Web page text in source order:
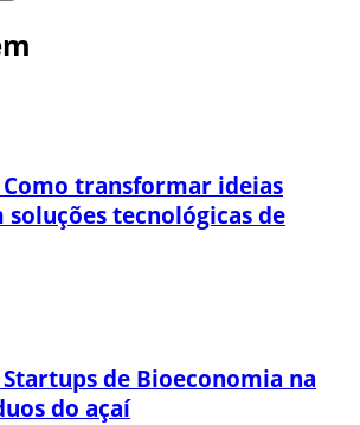
Como transformar ideias
soluções tecnológicas de
Startups de Bioeconomia na
do açaí